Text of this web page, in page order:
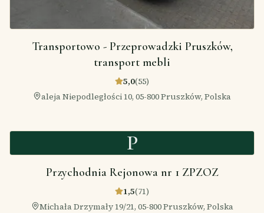
Transportowo - Przeprowadzki Pruszków,
transport mebli
5,0(55)
aleja Niepodległości 10, 05-800 Pruszków, Polska
P
Przychodnia Rejonowa nr 1 ZPZOZ
1,5(71)
Michała Drzymały 19/21, 05-800 Pruszków, Polska